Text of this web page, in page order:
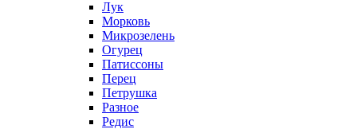
Лук
Морковь
Микрозелень
Огурец
Патиссоны
Перец
Петрушка
Разное
Редис